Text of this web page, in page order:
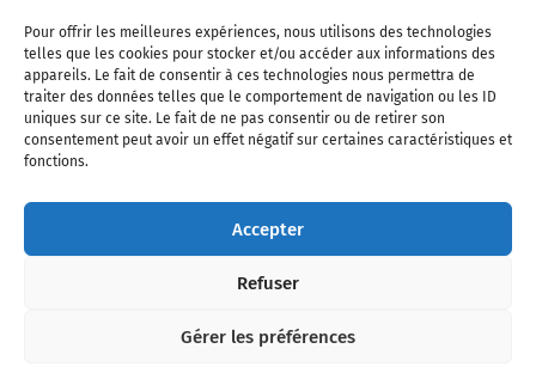
Pour offrir les meilleures expériences, nous utilisons des technologies
telles que les cookies pour stocker et/ou accéder aux informations des
appareils. Le fait de consentir à ces technologies nous permettra de
traiter des données telles que le comportement de navigation ou les ID
uniques sur ce site. Le fait de ne pas consentir ou de retirer son
consentement peut avoir un effet négatif sur certaines caractéristiques et
fonctions.
Accepter
Refuser
Gérer les préférences
Qui sommes-nous ? Nous contacter
Partenaires
Mentions légales
CGV Politique de confidentialité Cookies
l'industrie aéronautique, l'aviation commerciale, l'aviation d'affaires, les
services MRO et après-vente, le financement et la location d'aéronefs
civils, l'aéronautique de défense et l'industrie spatiale. Toute reproduction,
interdite sans autorisation écrite spécifique du Journal de l’Aviation.